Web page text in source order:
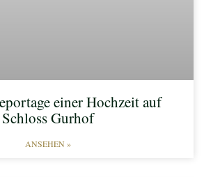
einer Hochzeit auf
Schloss Gurhof
ANSEHEN »